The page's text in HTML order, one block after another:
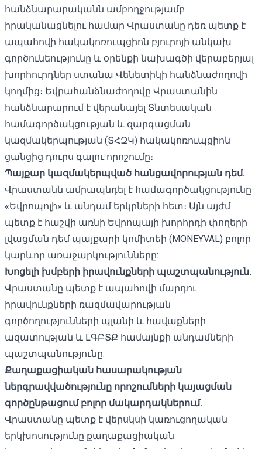
հանձնարարականն ամբողջությամբ
իրականացնելու համար Վրաստանը դեռ պետք է
ապահովի հակակոռուպցիոն բյուրոյի անկախ
գործունեությունը և օրենքի նախագծի վերաբերյալ
խորհուրդներ ստանա Վենետիկի հանձնաժողովի
կողմից։ Եվրահանձնաժողովը Վրաստանին
հանձնարարում է վերանայել Տնտեսական
համագործակցության և զարգացման
կազմակերպության (ՏՀԶԿ) հակակոռուպցիոն
ցանցից դուրս գալու որոշումը։
Պայքար կազմակերպված հանցավորության դեմ.
Վրաստանն ամրապնդել է համագործակցությունը
«Եվրոպոլի» և անդամ երկրների հետ։ Այն այժմ
պետք է հաշվի առնի Եվրոպայի խորհրդի փողերի
լվացման դեմ պայքարի կոմիտեի (MONEYVAL) բոլոր
կարևոր առաջարկությունները:
Խոցելի խմբերի իրավունքների պաշտպանություն.
Վրաստանը պետք է ապահովի մարդու
իրավունքների ռազմավարության
գործողությունների պլանի և հավաքների
ազատության և ԼԳԲՏՔ համայնքի անդամների
պաշտպանությունը:
Քաղաքացիական հասարակության
ներգրավվածությունը որոշումների կայացման
գործընթացում բոլոր մակարդակներում.
Վրաստանը պետք է վերսկսի կառուցողական
երկխոսությունը քաղաքացիական